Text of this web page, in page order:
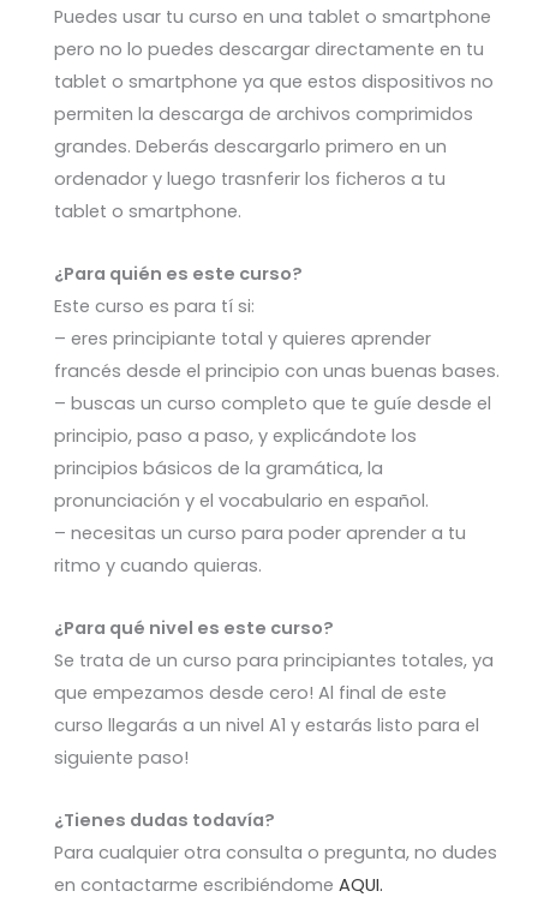
Puedes usar tu curso en una tablet o smartphone
pero no lo puedes descargar directamente en tu
tablet o smartphone ya que estos dispositivos no
permiten la descarga de archivos comprimidos
grandes. Deberás descargarlo primero en un
ordenador y luego trasnferir los ficheros a tu
tablet o smartphone.
¿Para quién es este curso?
Este curso es para tí si:
– eres principiante total y quieres aprender
francés desde el principio con unas buenas bases.
– buscas un curso completo que te guíe desde el
principio, paso a paso, y explicándote los
principios básicos de la gramática, la
pronunciación y el vocabulario en español.
– necesitas un curso para poder aprender a tu
ritmo y cuando quieras.
¿Para qué nivel es este curso?
Se trata de un curso para principiantes totales, ya
que empezamos desde cero! Al final de este
curso llegarás a un nivel A1 y estarás listo para el
siguiente paso!
¿Tienes dudas todavía?
Para cualquier otra consulta o pregunta, no dudes
en contactarme escribiéndomeAQUI.